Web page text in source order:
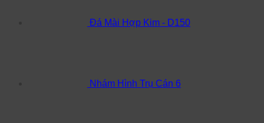
Đá Mài Hợp Kim - D150
Nhám Hình Trụ Cán 6